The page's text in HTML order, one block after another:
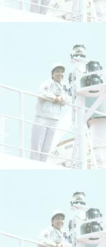
今週の「内航海運